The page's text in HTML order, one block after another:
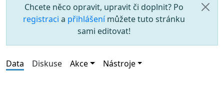
Chcete něco opravit, upravit či doplnit? Po
registraci a přihlášenímůžete tuto stránku
sami editovat!
Data Diskuse Akce Nástroje